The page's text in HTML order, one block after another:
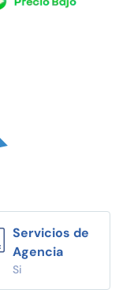
Servicios de
Agencia
Si